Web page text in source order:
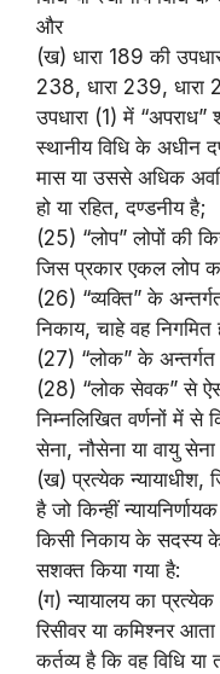
और
(ख) धारा 189 की
238, धारा 239, धारा
उपधारा (1) में “अपराध”
स्थानीय विधि के अधीन
मास या उससे अधिक
हो या रहित, दण्डनीय है;
(25) “लोप” लोपों की
जिस प्रकार एकल लोप
(26) “व्यक्ति” के
निकाय, चाहे वह निगमित
(27) “लोक” के अन्तर्गत
(28) “लोक सेवक” से
निम्नलिखित वर्णनों में
सेना, नौसेना या वायु
(ख) प्रत्येक न्यायाधीश,
है जो किन्हीं
किसी निकाय के सदस्य के
सशक्त किया गया है:
(ग) न्यायालय का
रिसीवर या कमिश्नर
कर्तव्य है कि वह विधि